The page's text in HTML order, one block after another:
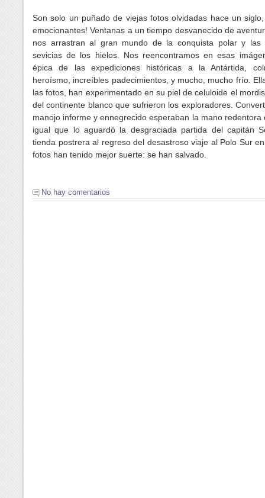
Son solo un puñado de viejas fotos olvidadas hace un
emocionantes! Ventanas a un tiempo desvanecido de
nos arrastran al gran mundo de la conquista polar y las
sevicias de los hielos. Nos reencontramos en esas
épica de las expediciones históricas a la Antártida,
heroísmo, increíbles padecimientos, y mucho, mucho frío.
las fotos, han experimentado en su piel de celuloide el
del continente blanco que sufrieron los exploradores.
manojo informe y ennegrecido esperaban la mano redentora
igual que lo aguardó la desgraciada partida del capitán
tienda postrera al regreso del desastroso viaje al Polo Sur
fotos han tenido mejor suerte: se han salvado.
No hay comentarios